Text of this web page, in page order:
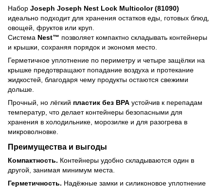
Набор Joseph Joseph Nest Lock Multicolor (81090)
идеально подходит для хранения остатков еды, готовых блюд,
овощей, фруктов или круп.
Система Nest™ позволяет компактно складывать контейнеры
и крышки, сохраняя порядок и экономя место.
Герметичное уплотнение по периметру и четыре защёлки на
крышке предотвращают попадание воздуха и протекание
жидкостей, благодаря чему продукты остаются свежими
дольше.
Прочный, но лёгкий пластик без BPA устойчив к перепадам
температур, что делает контейнеры безопасными для
хранения в холодильнике, морозилке и для разогрева в
микроволновке.
Преимущества и выгоды
Компактность. Контейнеры удобно складываются один в
другой, занимая минимум места.
Герметичность. Надёжные замки и силиконовое уплотнение